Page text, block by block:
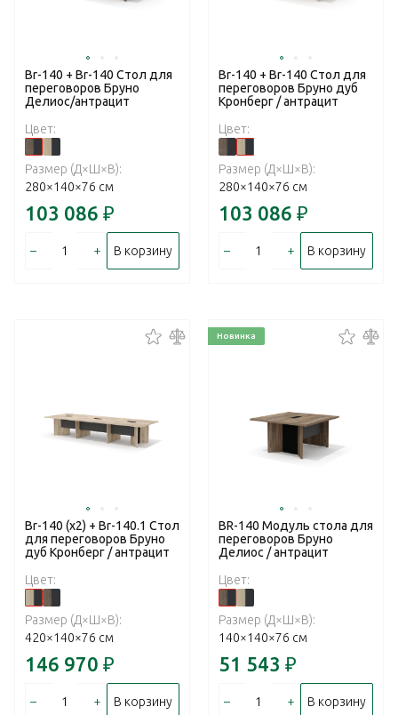
Br-140 + Br-140 Стол для
переговоров Бруно
Делиос/антрацит
Цвет:
Размер (Д×Ш×В):
280×140×76 см
103 086 ₽
– + В корзину
Br-140 + Br-140 Стол для
переговоров Бруно дуб
Кронберг / антрацит
Цвет:
Размер (Д×Ш×В):
280×140×76 см
103 086 ₽
– + В корзину
Br-140 (x2) + Br-140.1 Стол
для переговоров Бруно
дуб Кронберг / антрацит
Цвет:
Размер (Д×Ш×В):
420×140×76 см
146 970 ₽
– + В корзину
Новинка
BR-140 Модуль стола для
переговоров Бруно
Делиос / антрацит
Цвет:
Размер (Д×Ш×В):
140×140×76 см
51 543 ₽
– + В корзину